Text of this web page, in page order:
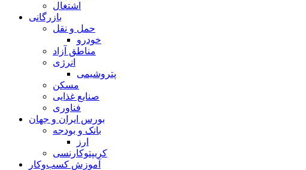
اشتغال
بازرگانی
حمل و نقل
خودرو
مناطق آزاد
انرژی
پتروشیمی
مسکن
صنایع غذایی
فناوری
بورس ایران و جهان
بانک و بودجه
ارز
کریپتوکارنسی
آموزش کسب‌وکار